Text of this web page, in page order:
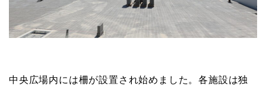
中央広場内には柵が設置され始めました。各施設は独